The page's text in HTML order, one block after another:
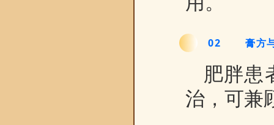
02 膏方
肥胖患
治，可兼